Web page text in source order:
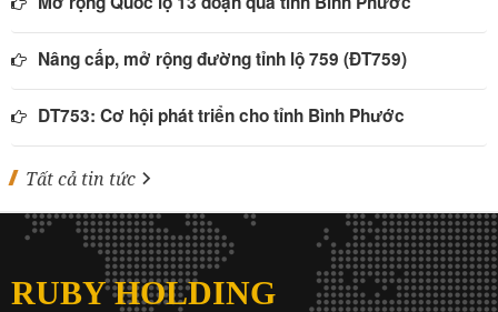
Nâng cấp, mở rộng đường tỉnh lộ 759 (ĐT759)
DT753: Cơ hội phát triển cho tỉnh Bình Phước
Tất cả tin tức
RUBY HOLDING